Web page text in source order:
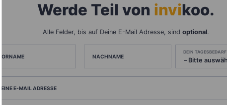
Werde Teil von invikoo.
Alle Felder, bis auf Deine E-Mail Adresse, sind optional.
VORNAME NACHNAME
DEIN TAGESBEDARF
DEINE E-MAIL ADRESSE